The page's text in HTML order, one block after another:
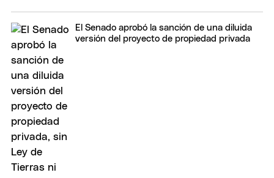
El Senado aprobó la sanción de una diluida
versión del proyecto de propiedad privada